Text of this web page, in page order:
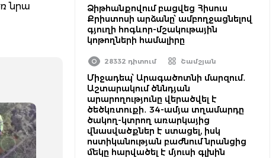
նրա
Ձիթհանքովում բացվեց Հիսուս
Քրիստոսի արձանը՝ ամբողջացնելով
գյուղի հոգևոր-մշակութային
կոթողների համալիրը
28332 դիտում Շամշյան
Միջադեպ՝ Արագածոտնի մարզում․
Աշտարակում ծննդյան
արարողությունը վերածվել է
ծեծկռտուքի․ 34-ամյա տղամարդը
ծակող-կտրող առարկայից
վնասվածքներ է ստացել, իսկ
ոստիկանության բաժնում նրանցից
մեկը հարվածել է մյուսի գլխին